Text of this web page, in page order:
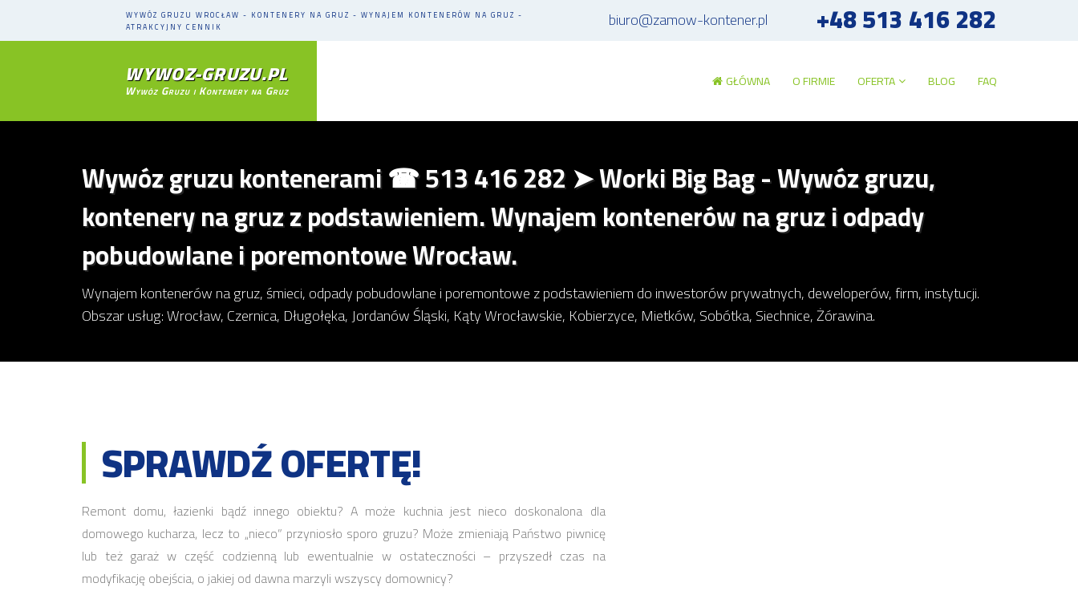
WYWÓZ GRUZU WROCŁAW - KONTENERY NA GRUZ - WYNAJEM KONTENERÓW NA GRUZ -
ATRAKCYJNY CENNIK
biuro@zamow-kontener.pl +48 513 416 282
WYWOZ-GRUZU.PL
Wywóz Gruzu i Kontenery na Gruz GŁÓWNA O FIRMIE OFERTA BLOG FAQ
Wywóz gruzu kontenerami ☎ 513 416 282 ➤ Worki Big Bag - Wywóz gruzu,
kontenery na gruz z podstawieniem. Wynajem kontenerów na gruz i odpady
pobudowlane i poremontowe Wrocław.
Wynajem kontenerów na gruz, śmieci, odpady pobudowlane i poremontowe z podstawieniem do inwestorów prywatnych, deweloperów, firm, instytucji.
Obszar usług: Wrocław, Czernica, Długołęka, Jordanów Śląski, Kąty Wrocławskie, Kobierzyce, Mietków, Sobótka, Siechnice, Żórawina.
SPRAWDŹ OFERTĘ!
Remont domu, łazienki bądź innego obiektu? A może kuchnia jest nieco doskonalona dla
domowego kucharza, lecz to „nieco” przyniosło sporo gruzu? Może zmieniają Państwo piwnicę
lub też garaż w część codzienną lub ewentualnie w ostateczności – przyszedł czas na
modyfikację obejścia, o jakiej od dawna marzyli wszyscy domownicy?